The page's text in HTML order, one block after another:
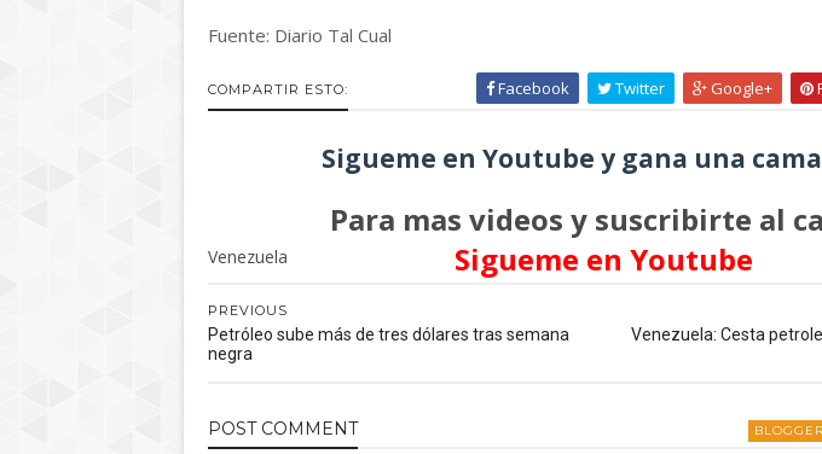
Fuente: Diario Tal Cual
COMPARTIR ESTO: Facebook Twitter Google+
Sigueme en Youtube y gana una
Para mas videos y suscribirte al
Sigueme en Youtube
Venezuela
Venezuela: Cesta
PREVIOUS
Petróleo sube más de tres dólares tras semana
negra
POST COMMENT BLOGGER